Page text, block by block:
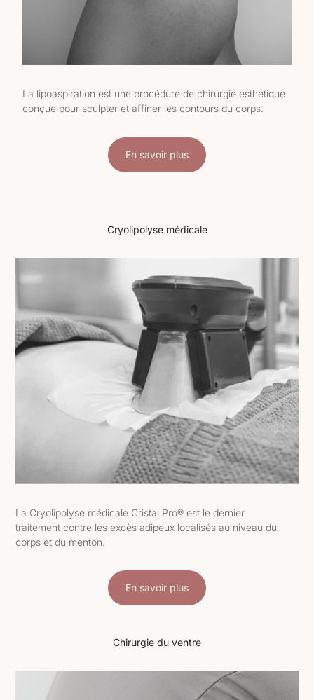
La lipoaspiration est une procédure de chirurgie esthétique
conçue pour sculpter et affiner les contours du corps.
En savoir plus
Cryolipolyse médicale
La Cryolipolyse médicale Cristal Pro® est le dernier
traitement contre les excès adipeux localisés au niveau du
corps et du menton.
En savoir plus
Chirurgie du ventre